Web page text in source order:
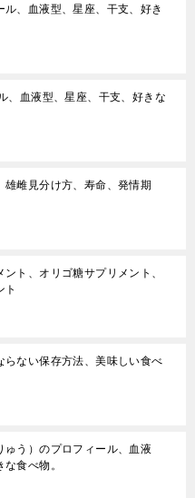
ル、血液型、星座、干支、好き
、血液型、星座、干支、好きな
雄雌見分け方、寿命、発情期
ト、オリゴ糖サプリメント、
ト
らない保存方法、美味しい食べ
ゅう）のプロフィール、血液
食べ物。